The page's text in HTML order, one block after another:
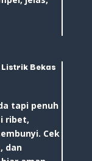
Bekas
tapi penuh
ribet,
Cek
dan